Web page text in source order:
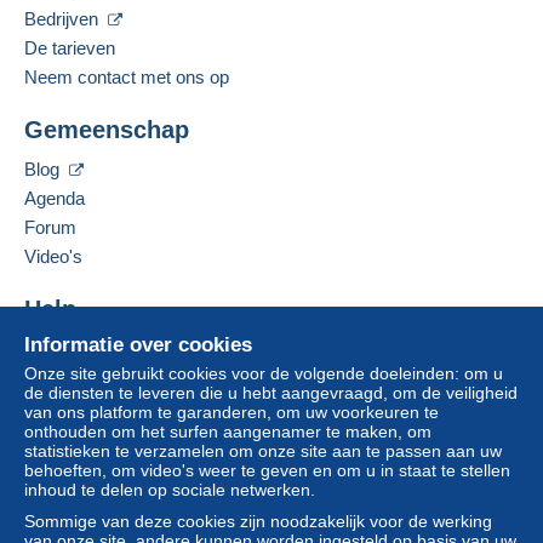
Voldoen aan de voorwaarden:
van een aankoop ter waarde van € 100,00.
Brief (normaal/klein formaat)
€ 0,90
Aanmel
Inschrij
Betalingsvoorwaarden:
Alle betalingen worden gedaan metcredit/debitcardof
Gesproken taal:
Engels (Verenigde Staten)
Adres van de onderneming:
12042 SE Sunnyside Rd. Unit #2022
Clackamas
Deze verkoper toevoegen aan mijn favorieten
De verkoper contacteren
Informatie over cookies
Onze site gebruikt cookies voor de volgende doeleinden: om u
de diensten te leveren die u hebt aangevraagd, om de veiligheid
van ons platform te garanderen, om uw voorkeuren te
onthouden om het surfen aangenamer te maken, om
statistieken te verzamelen om onze site aan te passen aan uw
behoeften, om video's weer te geven en om u in staat te stellen
inhoud te delen op sociale netwerken.
Sommige van deze cookies zijn noodzakelijk voor de werking
Bedrijven
De tarieven
Neem contact met ons op
Gemeenschap
Blog
Agenda
Forum
Video's
Help
Hulpcentrum
Kopen op Delcampe
Verkopen op Delcampe
Een beveiligde website